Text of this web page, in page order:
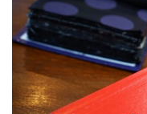
b
o
o
k